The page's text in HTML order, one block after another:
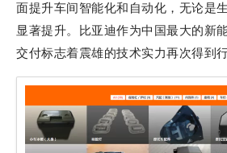
面提升车间智能化和自动化，无论是
显著提升。比亚迪作为中国最大的新
交付标志着震雄的技术实力再次得到